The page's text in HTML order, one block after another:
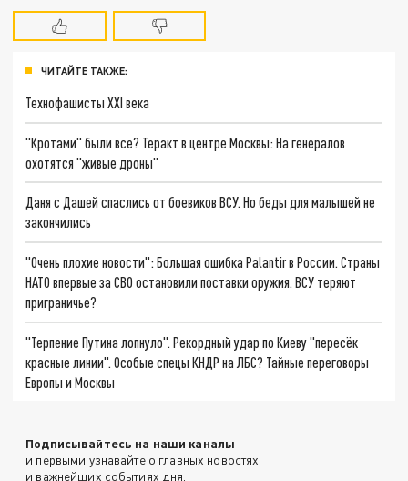
ЧИТАЙТЕ ТАКЖЕ:
Технофашисты XXI века
"Кротами" были все? Теракт в центре Москвы: На генералов
охотятся "живые дроны"
Даня с Дашей спаслись от боевиков ВСУ. Но беды для малышей не
закончились
"Очень плохие новости": Большая ошибка Palantir в России. Страны
НАТО впервые за СВО остановили поставки оружия. ВСУ теряют
приграничье?
"Терпение Путина лопнуло". Рекордный удар по Киеву "пересёк
красные линии". Особые спецы КНДР на ЛБС? Тайные переговоры
Европы и Москвы
Подписывайтесь на наши каналы
и первыми узнавайте о главных новостях
и важнейших событиях дня.